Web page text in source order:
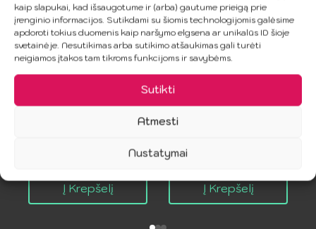
kaip slapukai, kad išsaugotume ir (arba) gautume prieigą prie
įrenginio informacijos. Sutikdami su šiomis technologijomis galėsime
apdoroti tokius duomenis kaip naršymo elgsena ar unikalūs ID šioje
svetainėje. Nesutikimas arba sutikimo atšaukimas gali turėti
neigiamos įtakos tam tikroms funkcijoms ir savybėms.
Sutikti
Atmesti
Nustatymai
Juoda Babydoll
Į Krepšelį
Scandalous
Teddy Baltas XL
Į Krepšelį